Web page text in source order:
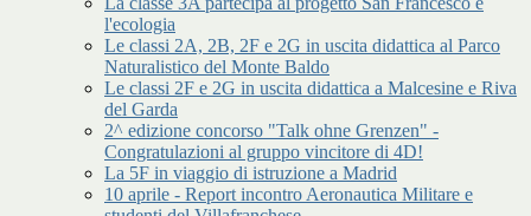
l'ecologia
Le classi 2A, 2B, 2F e 2G in uscita didattica al Parco
Naturalistico del Monte Baldo
Le classi 2F e 2G in uscita didattica a Malcesine e Riva
del Garda
2^ edizione concorso "Talk ohne Grenzen" -
Congratulazioni al gruppo vincitore di 4D!
La 5F in viaggio di istruzione a Madrid
10 aprile - Report incontro Aeronautica Militare e